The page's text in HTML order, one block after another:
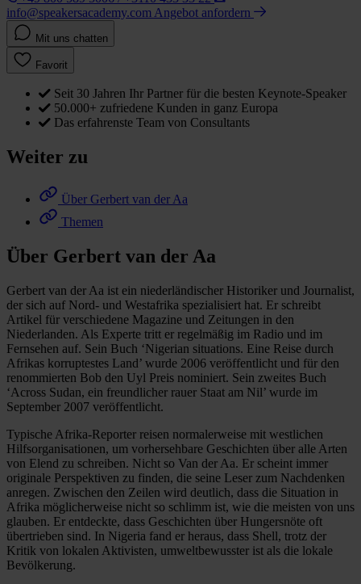
info@speakersacademy.com Angebot anfordern
Mit uns chatten
Favorit
Seit 30 Jahren Ihr Partner für die besten Keynote-Speaker
50.000+ zufriedene Kunden in ganz Europa
Das erfahrenste Team von Consultants
Weiter zu
Über Gerbert van der Aa
Themen
Über Gerbert van der Aa
Gerbert van der Aa ist ein niederländischer Historiker und Journalist,
der sich auf Nord- und Westafrika spezialisiert hat. Er schreibt
Artikel für verschiedene Magazine und Zeitungen in den
Niederlanden. Als Experte tritt er regelmäßig im Radio und im
Fernsehen auf. Sein Buch ‘Nigerian situations. Eine Reise durch
Afrikas korruptestes Land’ wurde 2006 veröffentlicht und für den
renommierten Bob den Uyl Preis nominiert. Sein zweites Buch
‘Across Sudan, ein freundlicher rauer Staat am Nil’ wurde im
September 2007 veröffentlicht.
Typische Afrika-Reporter reisen normalerweise mit westlichen
Hilfsorganisationen, um vorhersehbare Geschichten über alle Arten
von Elend zu schreiben. Nicht so Van der Aa. Er scheint immer
originale Perspektiven zu finden, die seine Leser zum Nachdenken
anregen. Zwischen den Zeilen wird deutlich, dass die Situation in
Afrika möglicherweise nicht so schlimm ist, wie die meisten von uns
glauben. Er entdeckte, dass Geschichten über Hungersnöte oft
übertrieben sind. In Nigeria fand er heraus, dass Shell, trotz der
Kritik von lokalen Aktivisten, umweltbewusster ist als die lokale
Bevölkerung.